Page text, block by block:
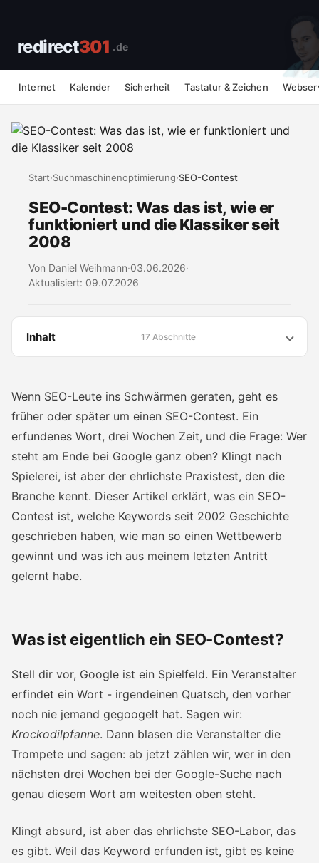
redirect301 .de
Internet Kalender Sicherheit Tastatur & Zeichen
Start›Suchmaschinenoptimierung›SEO-Contest
SEO-Contest: Was das ist, wie er
funktioniert und die Klassiker seit
2008
Von Daniel Weihmann·03.06.2026·
Aktualisiert: 09.07.2026
Inhalt 17 Abschnitte
Wenn SEO-Leute ins Schwärmen geraten, geht es
früher oder später um einen SEO-Contest. Ein
erfundenes Wort, drei Wochen Zeit, und die Frage: Wer
steht am Ende bei Google ganz oben? Klingt nach
Spielerei, ist aber der ehrlichste Praxistest, den die
Branche kennt. Dieser Artikel erklärt, was ein SEO-
Contest ist, welche Keywords seit 2002 Geschichte
geschrieben haben, wie man so einen Wettbewerb
gewinnt und was ich aus meinem letzten Antritt
gelernt habe.
Was ist eigentlich ein SEO-Contest?
Stell dir vor, Google ist ein Spielfeld. Ein Veranstalter
erfindet ein Wort - irgendeinen Quatsch, den vorher
noch nie jemand gegoogelt hat. Sagen wir:
Krockodilpfanne. Dann blasen die Veranstalter die
Trompete und sagen: ab jetzt zählen wir, wer in den
nächsten drei Wochen bei der Google-Suche nach
genau diesem Wort am weitesten oben steht.
Klingt absurd, ist aber das ehrlichste SEO-Labor, das
es gibt. Weil das Keyword erfunden ist, gibt es keine